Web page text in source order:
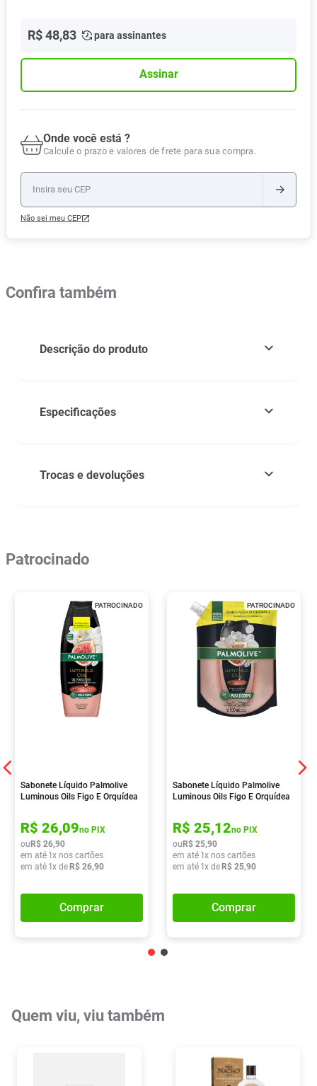
R$48,83 para assinantes
Assinar
Onde você está ?
Calcule o prazo e valores de frete para sua compra.
Não sei meu CEP
Confira também
Descrição do produto
Especificações
Trocas e devoluções
Patrocinado
PATROCINADO
Sabonete Líquido Palmolive
Luminous Oils Figo E Orquídea
R$ 26,09no PIX
ou R$ 26,90
em até 1x nos cartões
em até 1x de R$ 26,90
Comprar
PATROCINADO
Sabonete Líquido Palmolive
Luminous Oils Figo E Orquídea
R$ 25,12no PIX
ou R$ 25,90
em até 1x nos cartões
em até 1x de R$ 25,90
Comprar
Quem viu, viu também